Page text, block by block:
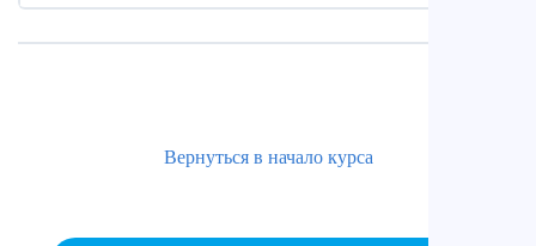
Вернуться в начало курса